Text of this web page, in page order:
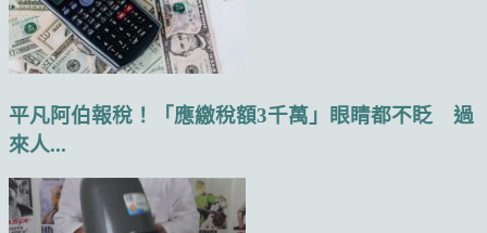
平凡阿伯報稅！「應繳稅額3千萬」眼睛都不眨 過
來人...